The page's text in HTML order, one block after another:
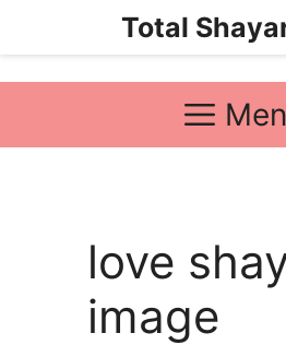
Total
love
image